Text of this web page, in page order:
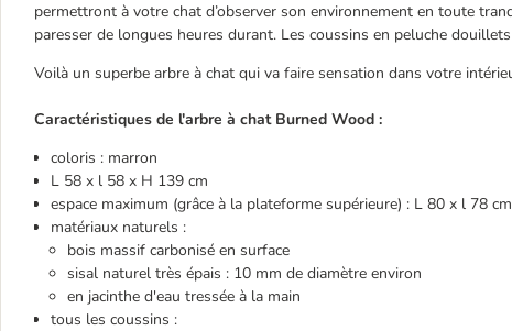
permettront à votre chat d’observer son environnement en toute
paresser de longues heures durant. Les coussins en peluche
Voilà un superbe arbre à chat qui va faire sensation dans votre
Caractéristiques de l'arbre à chat Burned Wood :
coloris : marron
L 58 x l 58 x H 139 cm
espace maximum (grâce à la plateforme supérieure) : L 80 x l 78
matériaux naturels :
bois massif carbonisé en surface
sisal naturel très épais : 10 mm de diamètre environ
en jacinthe d'eau tressée à la main
tous les coussins :